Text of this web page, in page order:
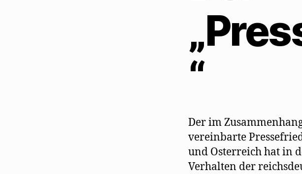
“
Der im
vereinbarte
und Osterreich hat in
Verhalten der